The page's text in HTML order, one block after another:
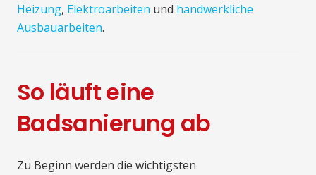
Heizung, Elektroarbeiten und handwerkliche
Ausbauarbeiten.
So läuft eine
Badsanierung ab
Zu Beginn werden die wichtigsten